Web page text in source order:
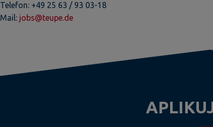
Telefon: +49 25 63 / 93 03-18
Mail: jobs@teupe.de